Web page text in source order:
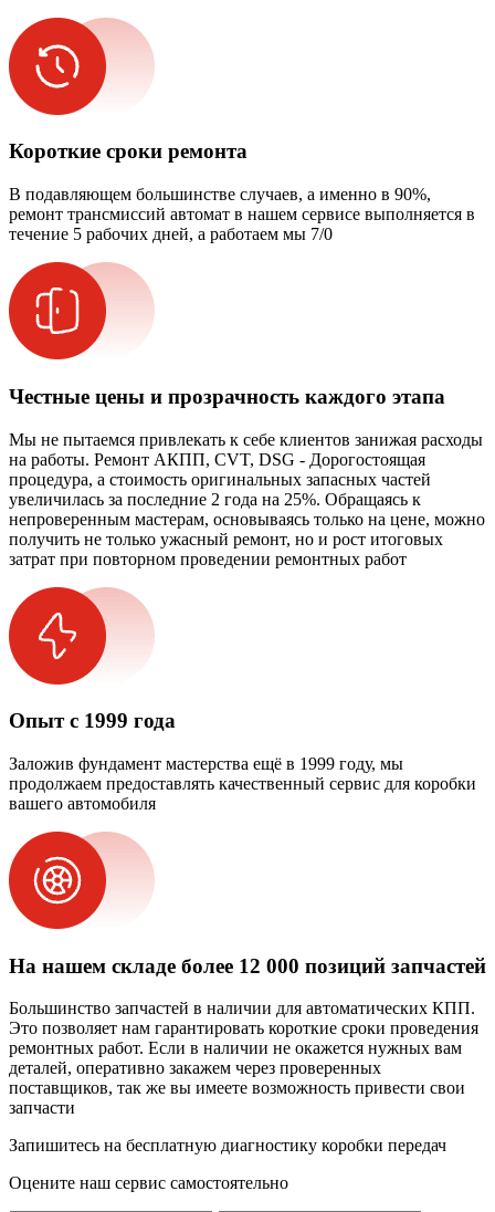
Короткие сроки ремонта
В подавляющем большинстве случаев, а именно в 90%,
ремонт трансмиссий автомат в нашем сервисе выполняется в
течение 5 рабочих дней, а работаем мы 7/0
Честные цены и прозрачность каждого этапа
Мы не пытаемся привлекать к себе клиентов занижая расходы
на работы. Ремонт АКПП, CVT, DSG - Дорогостоящая
процедура, а стоимость оригинальных запасных частей
увеличилась за последние 2 года на 25%. Обращаясь к
непроверенным мастерам, основываясь только на цене, можно
получить не только ужасный ремонт, но и рост итоговых
затрат при повторном проведении ремонтных работ
Опыт с 1999 года
Заложив фундамент мастерства ещё в 1999 году, мы
продолжаем предоставлять качественный сервис для коробки
вашего автомобиля
На нашем складе более 12 000 позиций запчастей
Большинство запчастей в наличии для автоматических КПП.
Это позволяет нам гарантировать короткие сроки проведения
ремонтных работ. Если в наличии не окажется нужных вам
деталей, оперативно закажем через проверенных
поставщиков, так же вы имеете возможность привести свои
запчасти
Запишитесь на бесплатную диагностику коробки передач
Оцените наш сервис самостоятельно